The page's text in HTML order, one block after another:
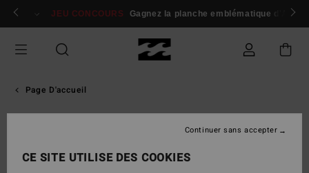
Aller
Se connecter / s'inscrire
JEU CONCOURS Gagnez la planche emblématique d'Andy
Page D'accueil
Team Hommes Billabong
CE SITE UTILISE DES COOKIES
Continuer sans accepter